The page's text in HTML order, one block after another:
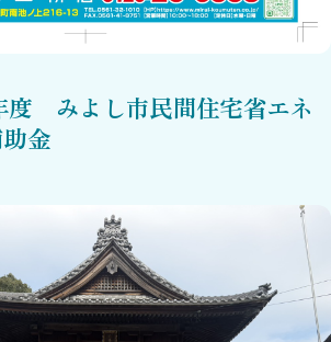
度 みよし市民間住宅省エネ
金